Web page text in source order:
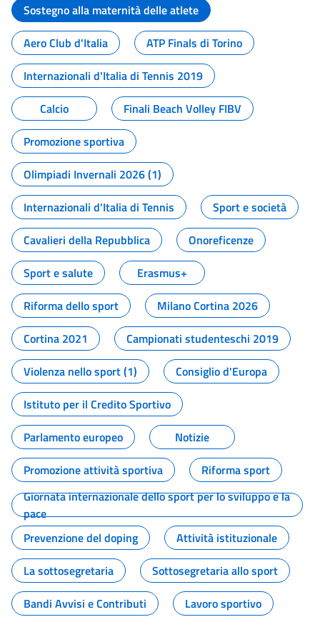
Sostegno alla maternità delle atlete
Aero Club d'Italia
ATP Finals di Torino
Internazionali d'Italia di Tennis 2019
Calcio
Finali Beach Volley FIBV
Promozione sportiva
Olimpiadi Invernali 2026 (1)
Internazionali d'Italia di Tennis
Sport e società
Cavalieri della Repubblica
Onoreficenze
Sport e salute
Erasmus+
Riforma dello sport
Milano Cortina 2026
Cortina 2021
Campionati studenteschi 2019
Violenza nello sport (1)
Consiglio d'Europa
Istituto per il Credito Sportivo
Parlamento europeo
Notizie
Promozione attività sportiva
Riforma sport
Giornata internazionale dello sport per lo sviluppo e la
pace
Prevenzione del doping
Attività istituzionale
La sottosegretaria
Sottosegretaria allo sport
Bandi Avvisi e Contributi
Lavoro sportivo